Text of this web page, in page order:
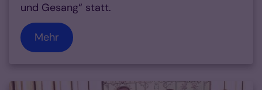
und Gesang“ statt.
Mehr